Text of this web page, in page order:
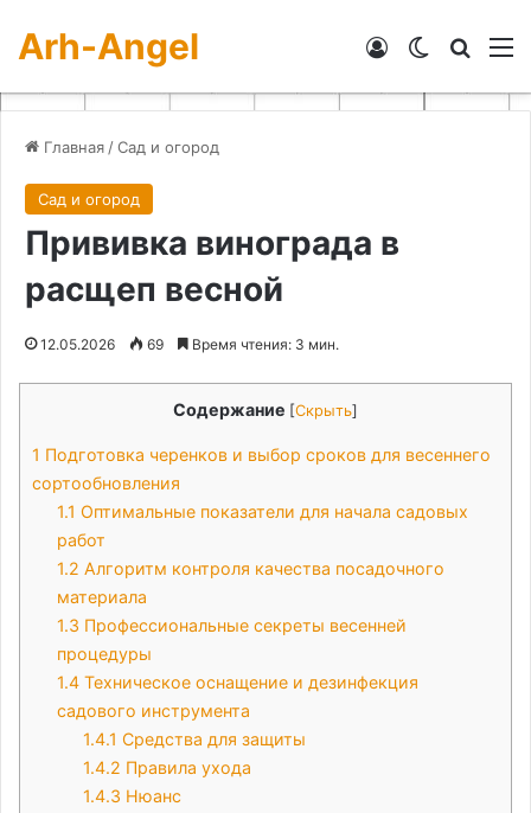
Arh-Angel Switch skin
Войти
Главная /Сад и огород
Сад и огород
Прививка винограда в
расщеп весной
12.05.2026 69 Время чтения: 3 мин.
Содержание [Скрыть]
1 Подготовка черенков и выбор сроков для весеннего
сортообновления
1.1 Оптимальные показатели для начала садовых
работ
1.2 Алгоритм контроля качества посадочного
материала
1.3 Профессиональные секреты весенней
процедуры
1.4 Техническое оснащение и дезинфекция
садового инструмента
1.4.1 Средства для защиты
1.4.2 Правила ухода
1.4.3 Нюанс